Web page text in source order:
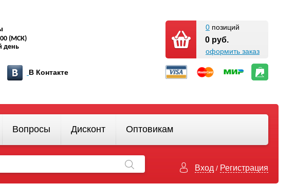
(МСК)
день
0 позиций
0 руб.
оформить заказ
В Контакте
Вопросы Дисконт Оптовикам
Вход / Регистрация